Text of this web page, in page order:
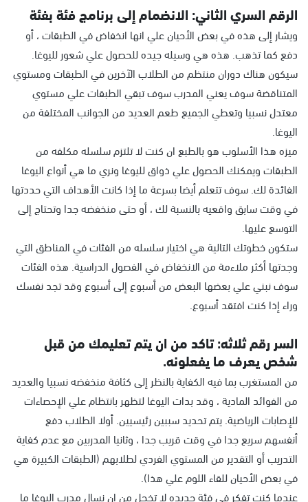
الرقم السري الثاني: الانضمام إلى برنامج فئة بفئة
ويشار إلى هذه في بعض الأحيان علي انها انخفاض في الطبقات ، أو
دفع كما تذهب. هذه هي وسيله جيده للحصول علي شعور لليوغا.
سيكون هناك دوران منتظم من الطلاب الآخرين في الطبقات ومستوي
المتناقضة سوف يعني المدرب سوف تبقي الطبقات علي مستوي
معتدل نسبيا وتعطي الجميع طعم العديد من الجوانب المختلفة من
اليوغا.
ميزه هذا الأسلوب هو بالطبع ان كنت لا تلتزم سلسله مكلفه من
الطبقات ويمكنك الحصول علي ذواق لليوغا ونري ما هي أنواع اليوغا
الفائدة لك. سوف تتعلم أيضا بسرعة ما إذا كانت الأهداف التي حددتها
في وقت سابق واقعيه بالنسبة لك ، أو حتى منخفضه جدا وتحتاج إلى
التوسع عليها.
ستكون خطوتك التالية هي اختيار سلسله من الفئات في المناطق التي
وجدتها أكثر ملاءمة من الانخفاض في الفصول الدراسية. هذه الفئات
سوف نبني علي بعضها البعض من أسبوع إلى أسبوع وقد تجد نفسك
وراء إذا كنت افتقد أسبوع.
السر رقم ثلاثه: تاكد من ان يتم تعليمك من قبل
شخص يعرف ما يفعلونه.
من المستغرب بما فيه الكفاية بالنظر إلى كثافة منخفضه نسبيا والعديد
من الفوائد المادية ، وقد بدات اليوغا لتظهر بانتظام علي الإحصاءات
للإصابات الرياضية. يتم تحديد سببين رئيسيين. أولا الطلاب دفع
أنفسهم سريع جدا في وقت قريب جدا ، وثانيا المدربين مع عدم كفاية
التدريب أو التقدير من المستوي الفردي لطلابهم (الطبقات الكبيرة هي
في بعض الأحيان للقاء اللوم علي هذا).
عندما كنت تفكر في فئة جديده لا تخجل من ان نسال مدرب اليوغا ما